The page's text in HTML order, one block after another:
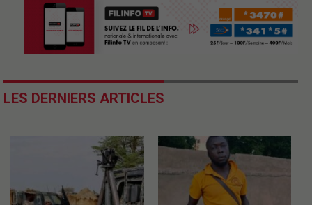
LES DERNIERS ARTICLES